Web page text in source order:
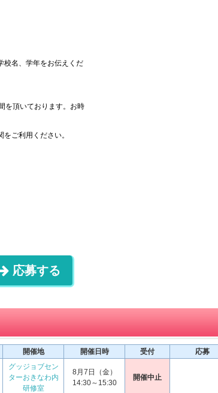
校名、学年をお伝えくだ
を頂いております。お時
ご利用ください。
応募する
開催地 開催日時 受付 応募
グッジョブセン
ターおきなわ内
研修室
8月7日（金）
14:30～15:30
開催中止